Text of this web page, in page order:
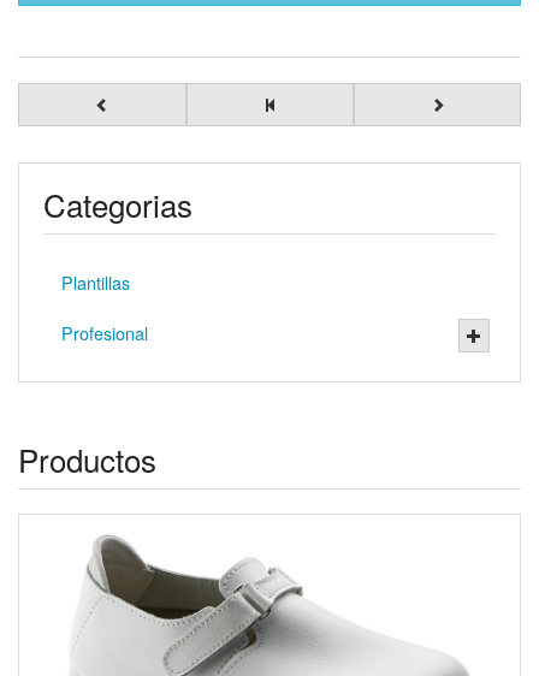
Categorias
Plantillas
Profesional
Productos